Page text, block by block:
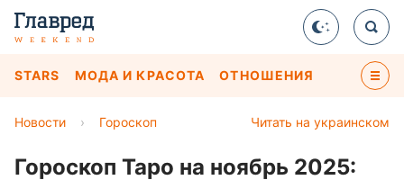
STARS МОДА И КРАСОТА ОТНОШЕНИЯ
Читать на украинском
Новости › Гороскоп
Гороскоп Таро на ноябрь 2025: